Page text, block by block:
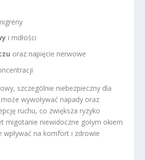
i mdłości
oraz napięcie nerwowe
szczególnie niebezpieczny dla
wywoływać napady oraz
ruchu, co zwiększa ryzyko
migotanie niewidoczne gołym okiem
wpływać na komfort i zdrowie